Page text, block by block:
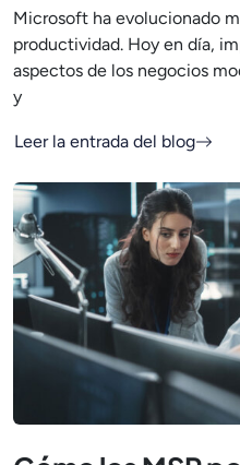
Microsoft ha evolucionado
productividad. Hoy en día,
aspectos de los negocios
y
Leer la entrada del blog